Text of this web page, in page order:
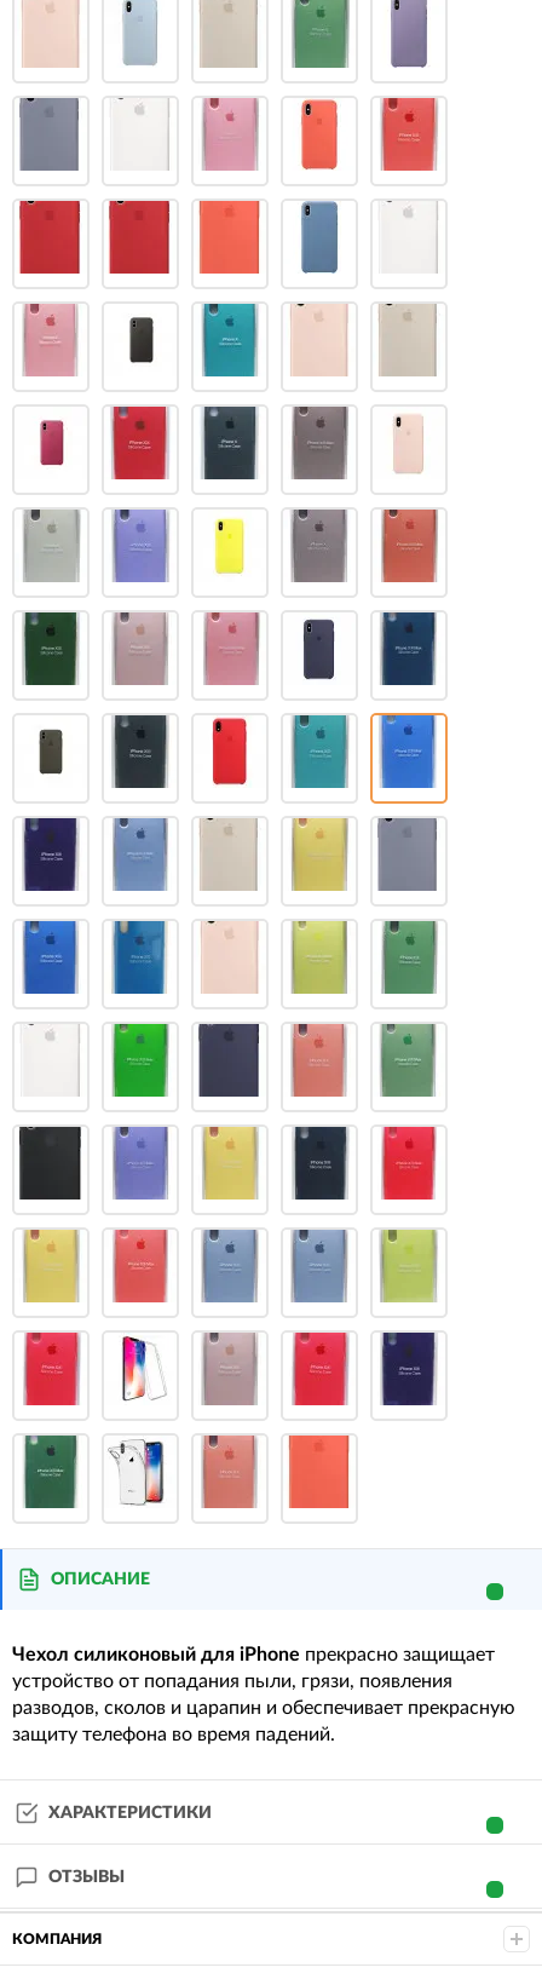
ОПИСАНИЕ
Чехол силиконовый для iPhone прекрасно защищает
устройство от попадания пыли, грязи, появления
разводов, сколов и царапин и обеспечивает прекрасную
защиту телефона во время падений.
ХАРАКТЕРИСТИКИ
ОТЗЫВЫ
КОМПАНИЯ